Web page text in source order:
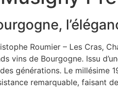
Roumier – Les Cras,
vins de Bourgogne. Issu
générations. Le millésime
remarquable, faisant